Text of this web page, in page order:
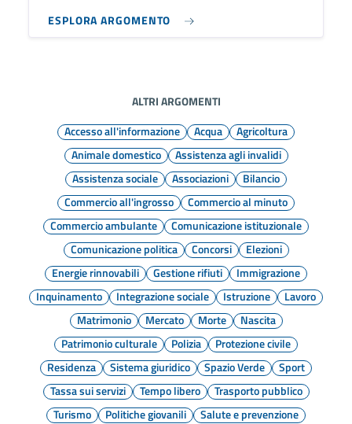
ESPLORA ARGOMENTO
ALTRI ARGOMENTI
Accesso all'informazione
Acqua
Agricoltura
Animale domestico
Assistenza agli invalidi
Assistenza sociale
Associazioni
Bilancio
Commercio all'ingrosso
Commercio al minuto
Commercio ambulante
Comunicazione istituzionale
Comunicazione politica
Concorsi
Elezioni
Energie rinnovabili
Gestione rifiuti
Immigrazione
Inquinamento
Integrazione sociale Istruzione
Lavoro
Matrimonio
Mercato Morte
Nascita
Patrimonio culturale
Polizia
Protezione civile
Residenza
Sistema giuridico Spazio Verde
Sport
Tassa sui servizi
Tempo libero
Trasporto pubblico
Turismo
Politiche giovanili Salute e prevenzione